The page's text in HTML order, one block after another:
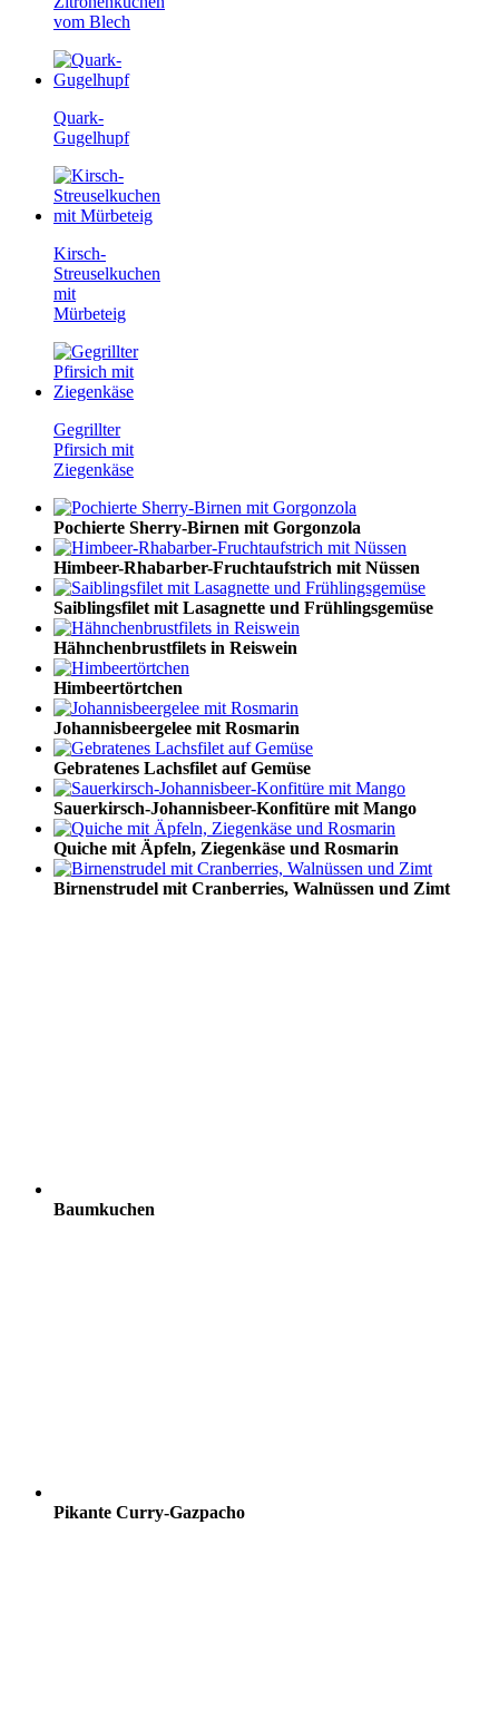
vom Blech
Quark-
Gugelhupf
Kirsch-
Streuselkuchen
mit
Mürbeteig
Gegrillter
Pfirsich mit
Ziegenkäse
Pochierte Sherry-Birnen mit Gorgonzola
Himbeer-Rhabarber-Fruchtaufstrich mit Nüssen
Saiblingsfilet mit Lasagnette und Frühlingsgemüse
Hähnchenbrustfilets in Reiswein
Himbeertörtchen
Johannisbeergelee mit Rosmarin
Gebratenes Lachsfilet auf Gemüse
Sauerkirsch-Johannisbeer-Konfitüre mit Mango
Quiche mit Äpfeln, Ziegenkäse und Rosmarin
Birnenstrudel mit Cranberries, Walnüssen und Zimt
Baumkuchen
Pikante Curry-Gazpacho